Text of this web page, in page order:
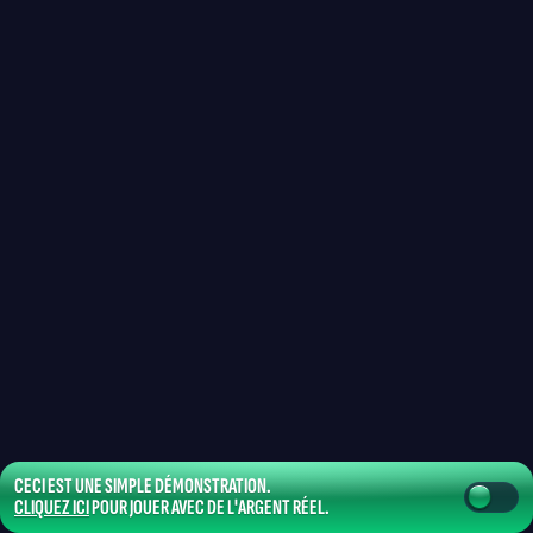
CECI EST UNE SIMPLE DÉMONSTRATION.
CLIQUEZ ICIPOUR JOUER AVEC DE L'ARGENT RÉEL.